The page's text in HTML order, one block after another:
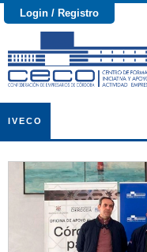
Login / Registro
IVECO